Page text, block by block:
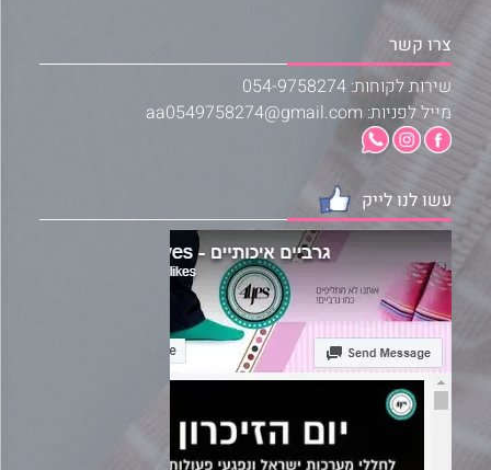
צרו קשר
שירות לקוחות: 054-9758274
מייל לפניות: aa0549758274@gmail.com
עשו לנו לייק